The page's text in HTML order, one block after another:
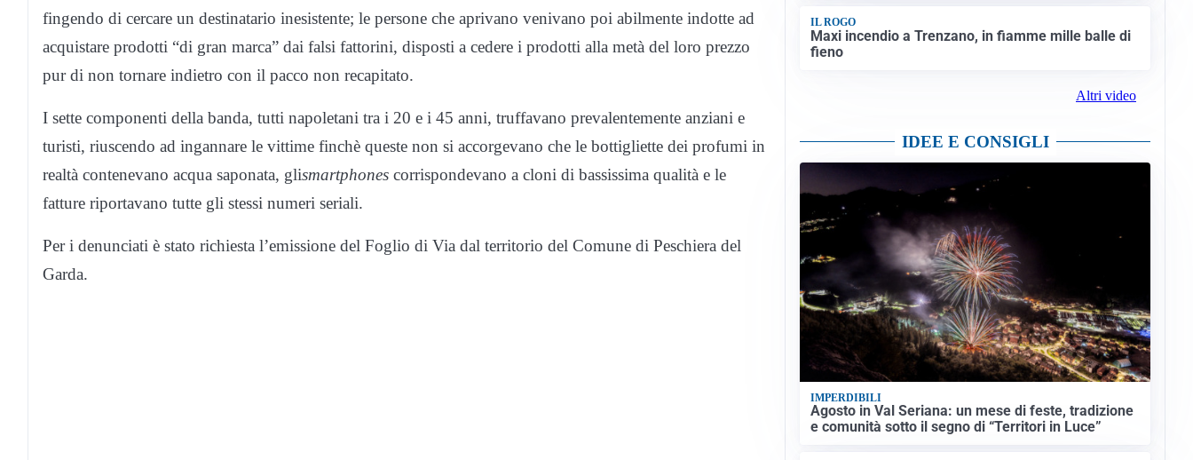
fingendo di cercare un destinatario inesistente; le persone che aprivano venivano poi abilmente indotte ad
acquistare prodotti “di gran marca” dai falsi fattorini, disposti a cedere i prodotti alla metà del loro prezzo
pur di non tornare indietro con il pacco non recapitato.
I sette componenti della banda, tutti napoletani tra i 20 e i 45 anni, truffavano prevalentemente anziani e
turisti, riuscendo ad ingannare le vittime finchè queste non si accorgevano che le bottigliette dei profumi in
realtà contenevano acqua saponata, glismartphones corrispondevano a cloni di bassissima qualità e le
fatture riportavano tutte gli stessi numeri seriali.
Per i denunciati è stato richiesta l’emissione del Foglio di Via dal territorio del Comune di Peschiera del
Garda.
IL ROGO
Maxi incendio a Trenzano, in fiamme mille balle di
fieno
Altri video
IDEE E CONSIGLI
IMPERDIBILI
Agosto in Val Seriana: un mese di feste, tradizione
e comunità sotto il segno di “Territori in Luce”